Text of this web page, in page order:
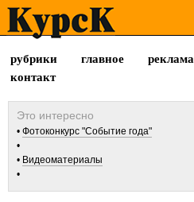
рубрики главное реклама
контакт
Фотоконкурс "Событие года"
Видеоматериалы